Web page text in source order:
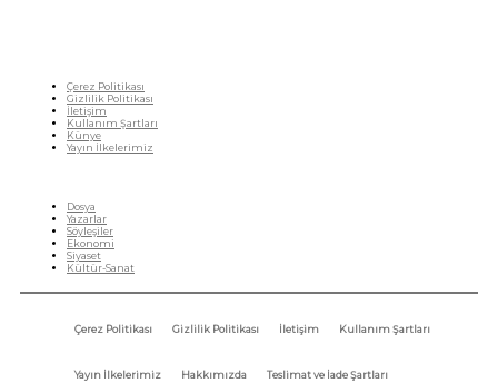
Çerez Politikası
Gizlilik Politikası
İletişim
Kullanım Şartları
Künye
Yayın İlkelerimiz
Dosya
Yazarlar
Söyleşiler
Ekonomi
Siyaset
Kültür-Sanat
Çerez Politikası Gizlilik Politikası İletişim Kullanım Şartları
Yayın İlkelerimiz Hakkımızda Teslimat ve İade Şartları